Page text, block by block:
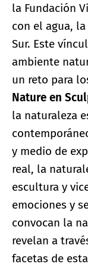
la Fundación
con el agua,
Sur. Este
ambiente
un reto para
Nature en
la naturaleza
y medio de
real, la
escultura y
emociones y
convocan la
revelan a
facetas de